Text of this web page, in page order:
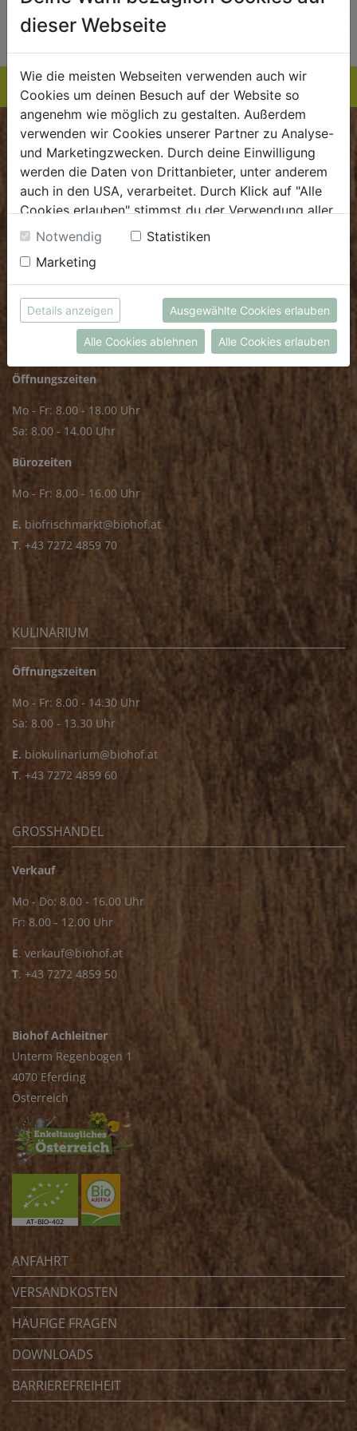
EINKAUFSLISTE
BIOKISTE
Kundenservice
Mo - Do: 8.00 - 16.00 Uhr
Fr: 8.00 - 15.00 Uhr
.dieBiokiste@biohof.at
T.+43 7272 2597
FRISCHMARKT
Öffnungszeiten
Mo - Fr: 8.00 - 18.00 Uhr
Sa: 8.00 - 14.00 Uhr
Bürozeiten
Mo - Fr: 8.00 - 16.00 Uhr
E. biofrischmarkt@biohof.at
T. +43 7272 4859 70
KULINARIUM
Öffnungszeiten
Mo - Fr: 8.00 - 14.30 Uhr
Sa: 8.00 - 13.30 Uhr
E. biokulinarium@biohof.at
T. +43 7272 4859 60
GROSSHANDEL
Verkauf
Mo - Do: 8.00 - 16.00 Uhr
Fr: 8.00 - 12.00 Uhr
E. verkauf@biohof.at
T. +43 7272 4859 50
Biohof Achleitner
Unterm Regenbogen 1
4070 Eferding
Österreich
ANFAHRT
VERSANDKOSTEN
HÄUFIGE FRAGEN
DOWNLOADS
BARRIEREFREIHEIT
dieser Webseite
Wie die meisten Webseiten verwenden auch wir
Cookies um deinen Besuch auf der Website so
angenehm wie möglich zu gestalten. Außerdem
verwenden wir Cookies unserer Partner zu Analyse-
und Marketingzwecken. Durch deine Einwilligung
werden die Daten von Drittanbieter, unter anderem
auch in den USA, verarbeitet. Durch Klick auf "Alle
Cookies erlauben" stimmst du der Verwendung aller
Cookies zu. Unter "Details anzeigen" findest du alle
Infos zu den unterschiedlichen Cookies, du kannst
auch entscheiden, welche Cookies du erlauben
möchtest.
Weitere Informationen findest du in unserer
Datenschutzerklärung
bzw. imImpressum
Notwendig
Statistiken
Marketing
Details anzeigen Ausgewählte Cookies erlauben
Alle Cookies ablehnen Alle Cookies erlauben